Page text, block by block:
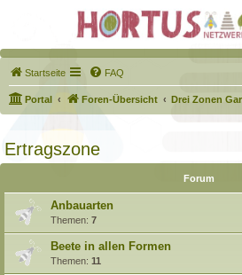
Startseite FAQ
Portal Foren-Übersicht Drei Zonen
Ertragszone
Forum
Anbauarten
Themen: 7
Beete in allen Formen
Themen: 11